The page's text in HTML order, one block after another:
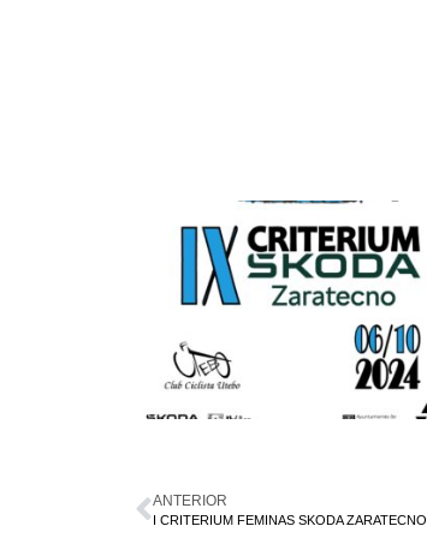
ANTERIOR
I CRITERIUM FEMINAS SKODA ZARATECNO